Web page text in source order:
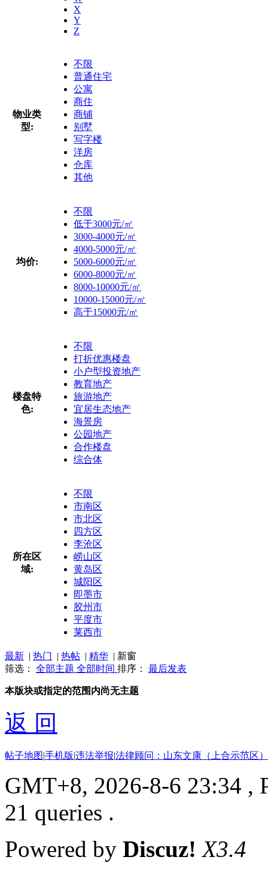
X
Y
Z
物业类
型:
不限
普通住宅
公寓
商住
商铺
别墅
写字楼
洋房
仓库
其他
均价:
不限
低于3000元/㎡
3000-4000元/㎡
4000-5000元/㎡
5000-6000元/㎡
6000-8000元/㎡
8000-10000元/㎡
10000-15000元/㎡
高于15000元/㎡
楼盘特
色:
不限
打折优惠楼盘
小户型投资地产
教育地产
旅游地产
宜居生态地产
海景房
公园地产
合作楼盘
综合体
所在区
域:
不限
市南区
市北区
四方区
李沧区
崂山区
黄岛区
城阳区
即墨市
胶州市
平度市
莱西市
最新 | 热门 | 热帖 | 精华 | 新窗
筛选： 全部主题 全部时间 排序： 最后发表
本版块或指定的范围内尚无主题
返 回
帖子地图|手机版|违法举报|法律顾问：山东文康（上合示范区
GMT+8, 2026-8-6 23:34 ,
21 queries .
Powered by Discuz! X3.4